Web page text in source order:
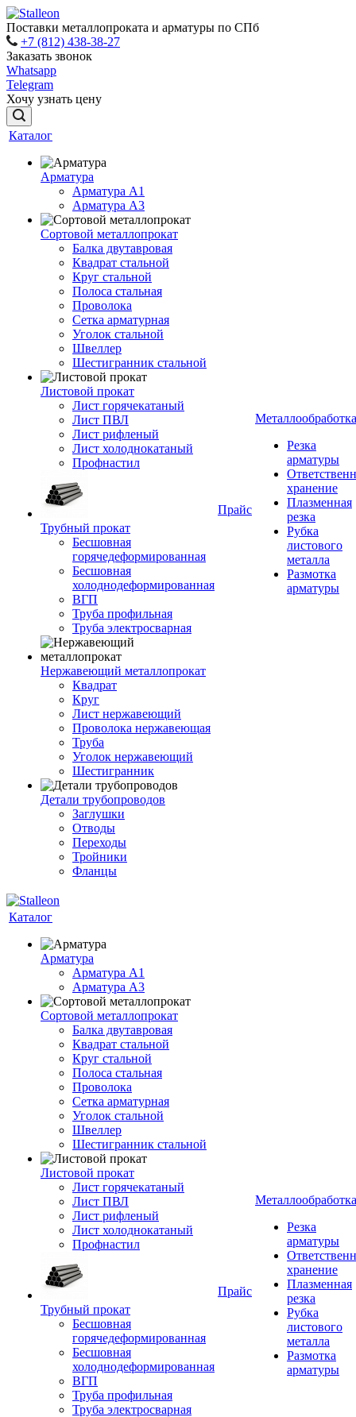
Поставки металлопроката и арматуры по СПб
+7 (812) 438-38-27
Заказать звонок
Whatsapp
Telegram
Хочу узнать цену
Каталог
Арматура
Арматура A1
Арматура А3
Сортовой металлопрокат
Балка двутавровая
Квадрат стальной
Круг стальной
Полоса стальная
Проволока
Сетка арматурная
Уголок стальной
Швеллер
Шестигранник стальной
Листовой прокат
Лист горячекатаный
Лист ПВЛ
Лист рифленый
Лист холоднокатаный
Профнастил
Трубный прокат
Бесшовная
горячедеформированная
Бесшовная
холоднодеформированная
ВГП
Труба профильная
Труба электросварная
Нержавеющий металлопрокат
Квадрат
Круг
Лист нержавеющий
Проволока нержавеющая
Труба
Уголок нержавеющий
Шестигранник
Детали трубопроводов
Заглушки
Отводы
Переходы
Тройники
Фланцы
Прайс
Металлообработка
Резка
арматуры
хранение
Плазменная
резка
Рубка
листового
металла
Размотка
арматуры
Каталог
Арматура
Арматура A1
Арматура А3
Сортовой металлопрокат
Балка двутавровая
Квадрат стальной
Круг стальной
Полоса стальная
Проволока
Сетка арматурная
Уголок стальной
Швеллер
Шестигранник стальной
Листовой прокат
Лист горячекатаный
Лист ПВЛ
Лист рифленый
Лист холоднокатаный
Профнастил
Трубный прокат
Бесшовная
горячедеформированная
Бесшовная
холоднодеформированная
ВГП
Труба профильная
Труба электросварная
Прайс
Металлообработка
Резка
арматуры
хранение
Плазменная
резка
Рубка
листового
металла
Размотка
арматуры